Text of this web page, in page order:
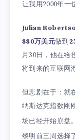
让我用2000年一
Julian
880万美元做到
月30日，他在给
将到来的互联网
但悲剧在于：就
纳斯达克指数刚
场已经开始崩盘
黎明前三周选择